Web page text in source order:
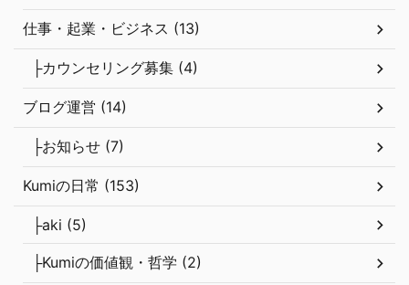
仕事・起業・ビジネス (13)
├カウンセリング募集 (4)
ブログ運営 (14)
├お知らせ (7)
Kumiの日常 (153)
├aki (5)
├Kumiの価値観・哲学 (2)